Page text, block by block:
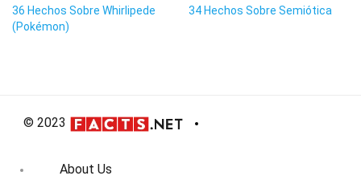
36 Hechos Sobre Whirlipede
(Pokémon)
34 Hechos Sobre Semiótica
© 2023
About Us